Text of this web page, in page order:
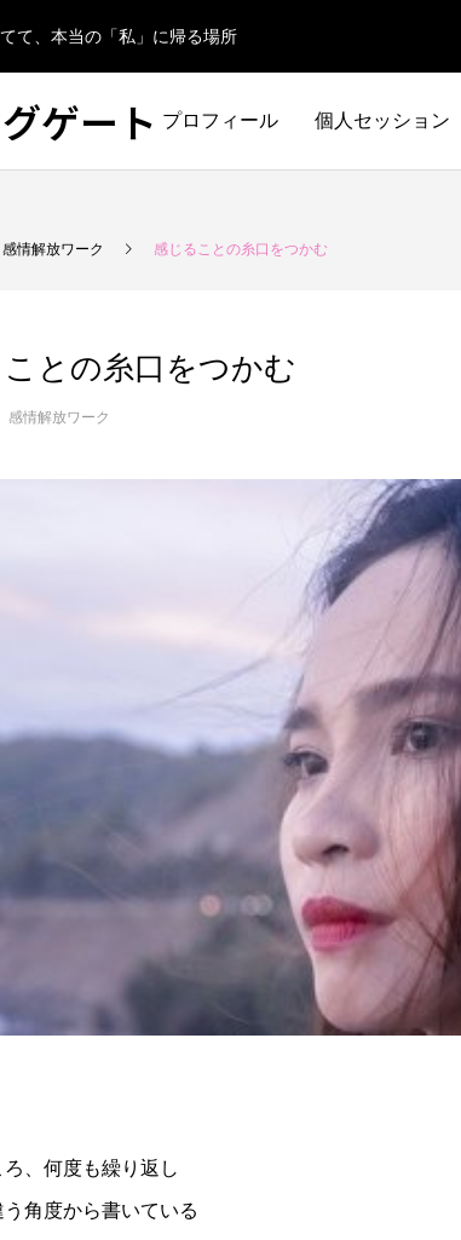
て、本当の「私」に帰る場所
ゲート プロフィール 個人セッション
感情解放ワーク 感じることの糸口をつかむ
との糸口をつかむ
感情解放ワーク
ろ、何度も繰り返し
う角度から書いている